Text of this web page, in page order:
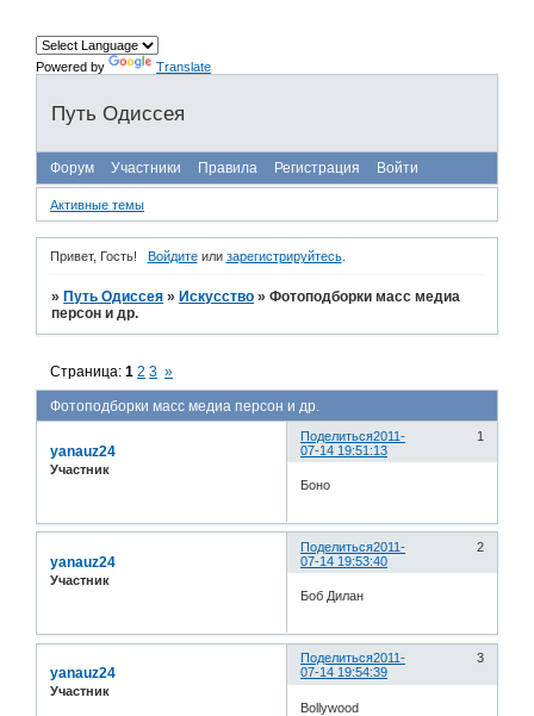
Powered by Translate
Путь Одиссея
Форум Участники Правила Регистрация Войти
Активные темы
Привет, Гость! Войдитеили зарегистрируйтесь.
» Путь Одиссея » Искусство »Фотоподборки масс медиа
персон и др.
Фотоподборки масс медиа персон и др.
Страница:1 2 3 »
Поделиться 1
2011-
07-14 19:51:13
yanauz24
Участник
Боно
Поделиться 2
2011-
07-14 19:53:40
yanauz24
Участник
Боб Дилан
Поделиться 3
2011-
07-14 19:54:39
yanauz24
Участник
Bollywood